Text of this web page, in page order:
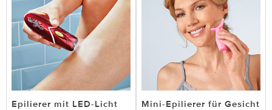
Epilierer mit LED-Licht Mini-Epilierer für Gesicht